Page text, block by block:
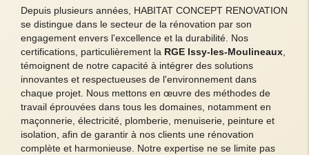
Depuis plusieurs années, HABITAT CONCEPT RENOVATION
se distingue dans le secteur de la rénovation par son
engagement envers l'excellence et la durabilité. Nos
certifications, particulièrement la RGE Issy-les-Moulineaux
témoignent de notre capacité à intégrer des solutions
innovantes et respectueuses de l'environnement dans
chaque projet. Nous mettons en œuvre des méthodes de
travail éprouvées dans tous les domaines, notamment en
maçonnerie, électricité, plomberie, menuiserie, peinture et
isolation, afin de garantir à nos clients une rénovation
complète et harmonieuse. Notre expertise ne se limite pas